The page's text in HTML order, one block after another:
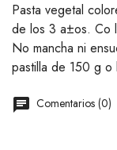
Pasta vegetal
de los 3 a±os. Co
No mancha ni
pastilla de 150 g o
Comentarios (0)